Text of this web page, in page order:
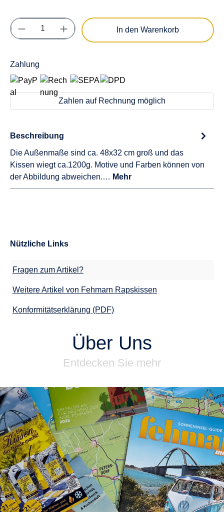
Produkt Anzahl: Gib den gewünschten
In den Warenkorb
Zahlung
Zahlen auf Rechnung möglich
Beschreibung
Die Außenmaße sind ca. 48x32 cm groß und das
Kissen wiegt ca.1200g. Motive und Farben können von
der Abbildung abweichen.… Mehr
Nützliche Links
Fragen zum Artikel?
Weitere Artikel von Fehmarn Rapskissen
Konformitätserklärung (PDF)
Über Uns
Entdecken Sie mehr